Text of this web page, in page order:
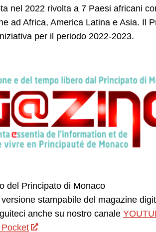
nel 2022 rivolta a 7 Paesi africani
ad Africa, America Latina e Asia. Il
per il periodo 2022-2023.
del Principato di Monaco
stampabile del magazine
anche su nostro canale